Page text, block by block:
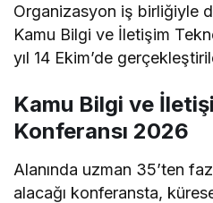
Organizasyon iş birliğiyle
Kamu Bilgi ve İletişim
yıl 14 Ekim’de
Kamu Bilgi ve
Konferansı 2026
Alanında uzman 35’ten
alacağı konferansta,